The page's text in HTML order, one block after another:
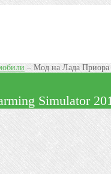
– Мод на Лада Приора
Simulator